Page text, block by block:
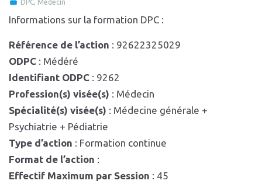
DPC, Médecin
Informations sur la formation DPC :
Référence de l’action : 92622325029
ODPC : Médéré
Identifiant ODPC : 9262
Profession(s) visée(s) : Médecin
Spécialité(s) visée(s) : Médecine générale +
Psychiatrie + Pédiatrie
Type d’action : Formation continue
Format de l’action :
Effectif Maximum par Session : 45